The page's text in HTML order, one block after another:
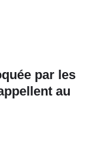
par les
au